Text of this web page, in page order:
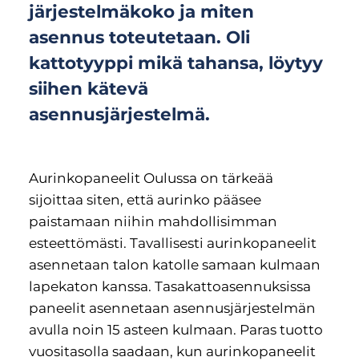
järjestelmäkoko ja miten
asennus toteutetaan. Oli
kattotyyppi mikä tahansa, löytyy
siihen kätevä
asennusjärjestelmä.
Aurinkopaneelit Oulussa on tärkeää
sijoittaa siten, että aurinko pääsee
paistamaan niihin mahdollisimman
esteettömästi. Tavallisesti aurinkopaneelit
asennetaan talon katolle samaan kulmaan
lapekaton kanssa. Tasakattoasennuksissa
paneelit asennetaan asennusjärjestelmän
avulla noin 15 asteen kulmaan. Paras tuotto
vuositasolla saadaan, kun aurinkopaneelit